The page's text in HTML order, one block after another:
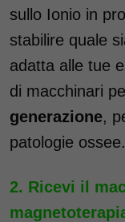
sullo Ionio in
stabilire quale
adatta alle tue
di macchinari
generazione,
patologie ossee.
Ricevi il